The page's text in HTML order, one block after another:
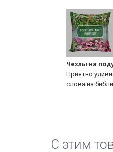
Чехлы на
Приятно
слова из
C этим